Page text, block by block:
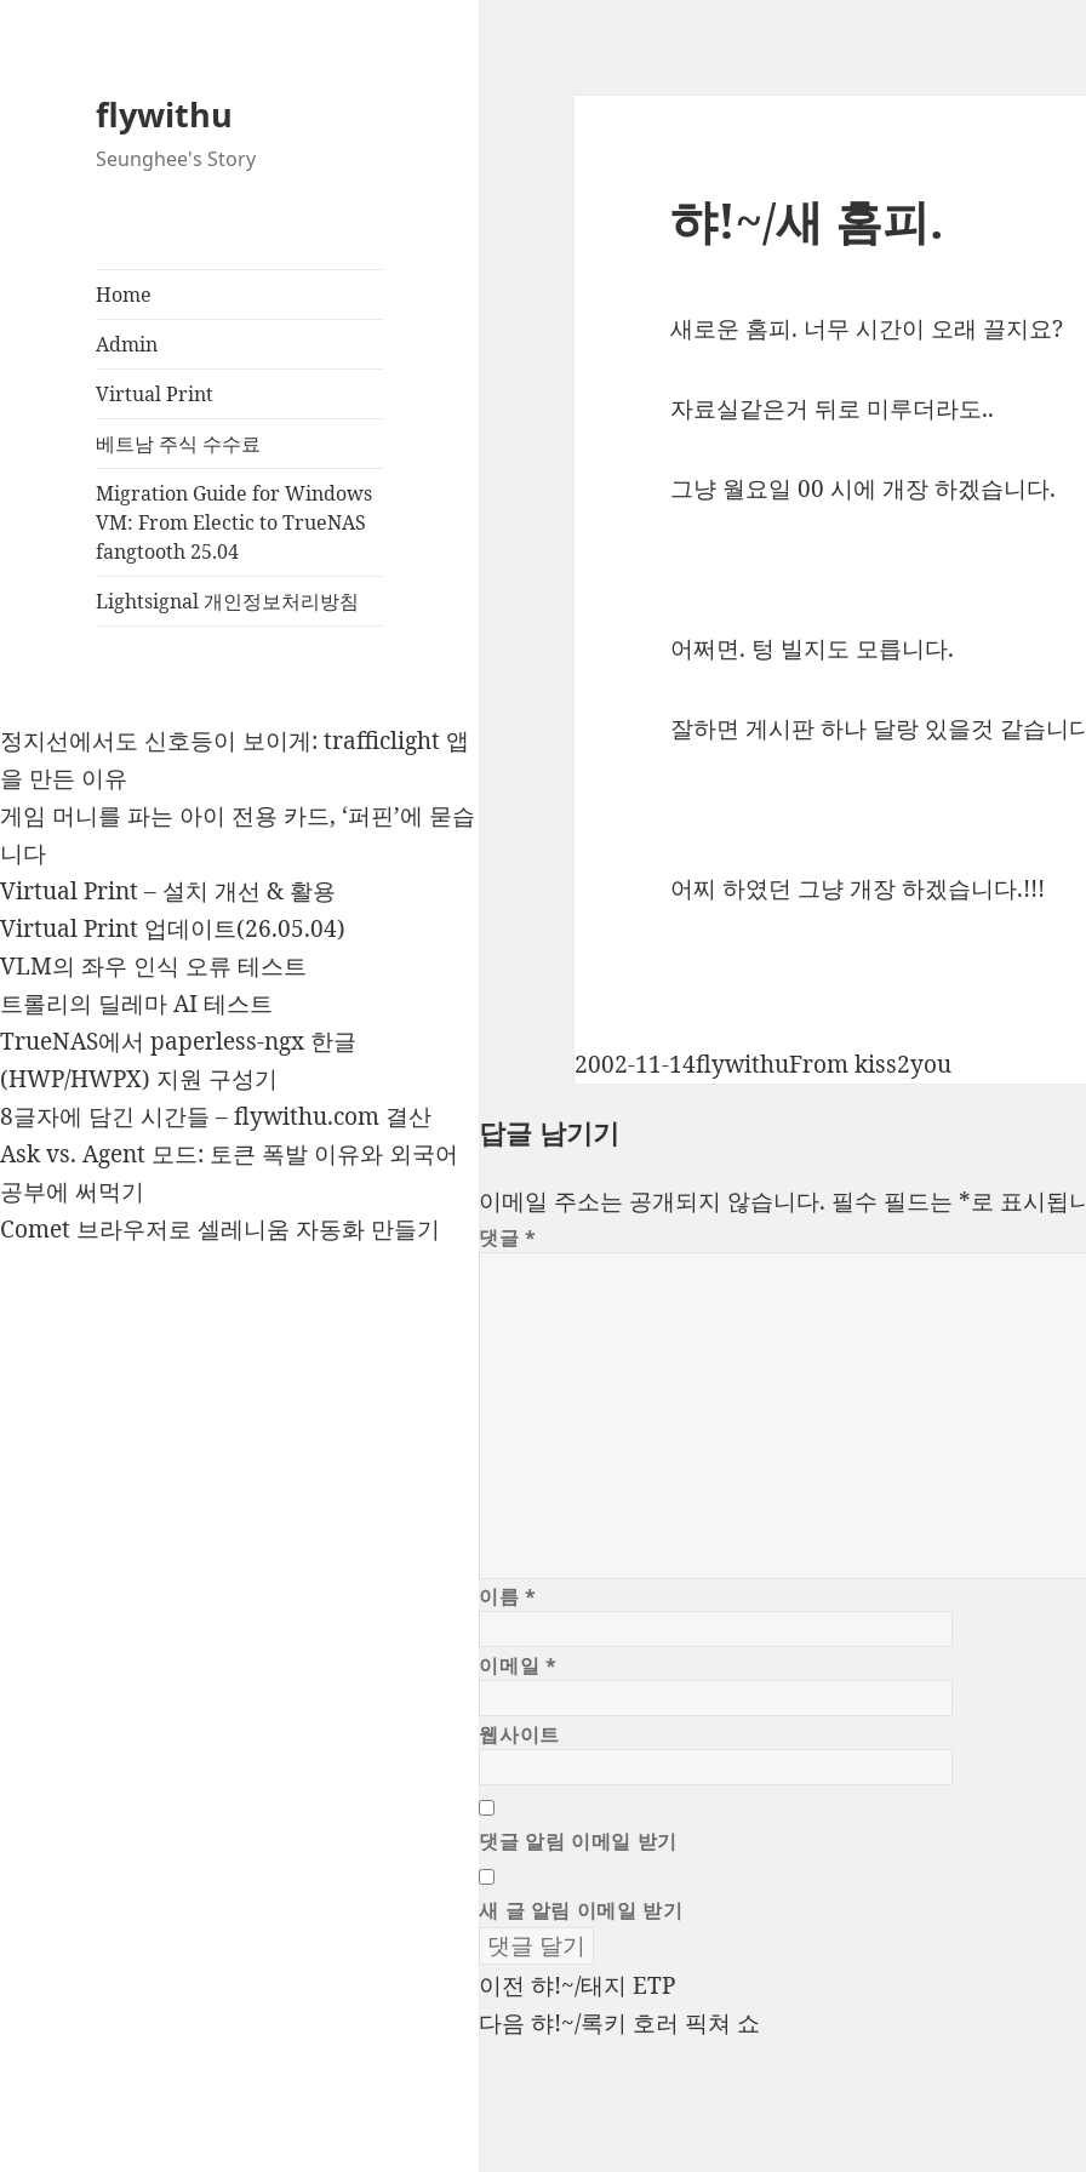
flywithu
Seunghee's Story
Home
Admin
Virtual Print
베트남 주식 수수료
Migration Guide for Windows
VM: From Electic to TrueNAS
fangtooth 25.04
Lightsignal 개인정보처리방침
정지선에서도 신호등이 보이게: trafficlight 앱
을 만든 이유
게임 머니를 파는 아이 전용 카드, ‘퍼핀’에 묻습
니다
Virtual Print – 설치 개선 & 활용
Virtual Print 업데이트(26.05.04)
VLM의 좌우 인식 오류 테스트
트롤리의 딜레마 AI 테스트
TrueNAS에서 paperless-ngx 한글
(HWP/HWPX) 지원 구성기
8글자에 담긴 시간들 – flywithu.com 결산
Ask vs. Agent 모드: 토큰 폭발 이유와 외국어
공부에 써먹기
Comet 브라우저로 셀레니움 자동화 만들기
햐!~/새 홈피.
새로운 홈피. 너무 시간이 오래 끌지요?
자료실같은거 뒤로 미루더라도..
그냥 월요일 00 시에 개장 하겠습니다.
어쩌면. 텅 빌지도 모릅니다.
잘하면 게시판 하나 달랑 있을것 같습니
어찌 하였던 그냥 개장 하겠습니다.!!!
작
일
2002-11-14글
flywithu카
From kiss2you
답글 남기기
이메일 주소는 공개되지 않습니다. 필수 필드는 *로 표시됩
댓글*
이름*
이메일 *
웹사이트
댓글 알림 이메일 받기
새 글 알림 이메일 받기
글
탐
이전 이
전
햐!~/태지 ETP
다음 다
햐!~/록키 호러 픽쳐 쇼